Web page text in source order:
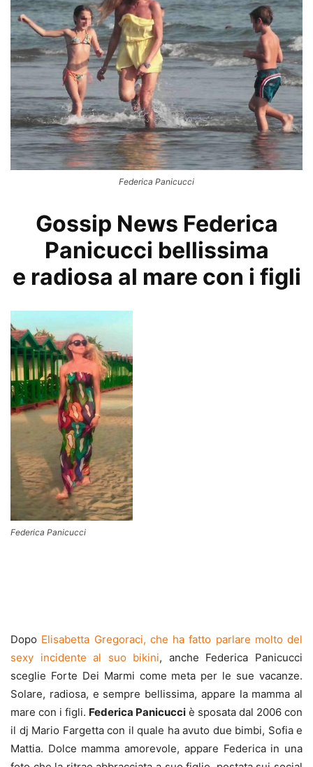
Federica Panicucci
Gossip News Federica
Panicucci bellissima
e radiosa al mare con i figli
Federica Panicucci
Dopo Elisabetta Gregoraci, che ha fatto parlare molto del
sexy incidente al suo bikini, anche Federica Panicucci
sceglie Forte Dei Marmi come meta per le sue vacanze.
Solare, radiosa, e sempre bellissima, appare la mamma al
mare con i figli. Federica Panicucci è sposata dal 2006 con
il dj Mario Fargetta con il quale ha avuto due bimbi, Sofia e
Mattia. Dolce mamma amorevole, appare Federica in una